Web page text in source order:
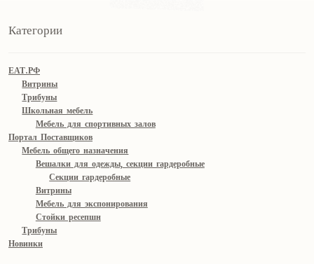
Категории
ЕАТ.РФ
Витрины
Трибуны
Школьная мебель
Мебель для спортивных залов
Портал Поставщиков
Мебель общего назначения
Вешалки для одежды, секции гардеробные
Секции гардеробные
Витрины
Мебель для экспонирования
Стойки ресепшн
Трибуны
Новинки